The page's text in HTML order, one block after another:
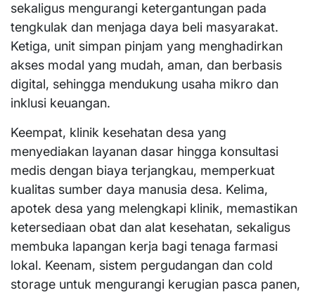
sekaligus mengurangi ketergantungan pada
tengkulak dan menjaga daya beli masyarakat.
Ketiga, unit simpan pinjam yang menghadirkan
akses modal yang mudah, aman, dan berbasis
digital, sehingga mendukung usaha mikro dan
inklusi keuangan.
Keempat, klinik kesehatan desa yang
menyediakan layanan dasar hingga konsultasi
medis dengan biaya terjangkau, memperkuat
kualitas sumber daya manusia desa. Kelima,
apotek desa yang melengkapi klinik, memastikan
ketersediaan obat dan alat kesehatan, sekaligus
membuka lapangan kerja bagi tenaga farmasi
lokal. Keenam, sistem pergudangan dan cold
storage untuk mengurangi kerugian pasca panen,